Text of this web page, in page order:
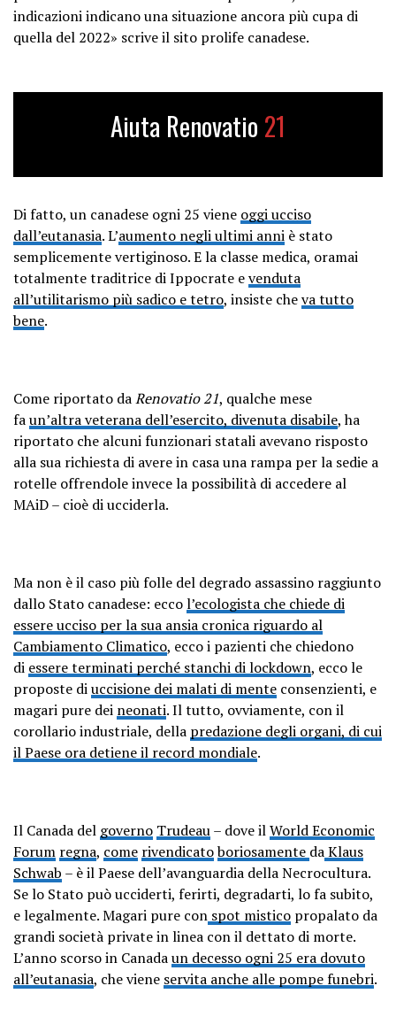
indicazioni indicano una situazione ancora più cupa di
quella del 2022» scrive il sito prolife canadese.
Aiuta Renovatio 21
Di fatto, un canadese ogni 25 viene oggi ucciso
dall’eutanasia. L’aumento negli ultimi anni è stato
semplicemente vertiginoso. E la classe medica, oramai
totalmente traditrice di Ippocrate evenduta
all’utilitarismo più sadico e tetro, insiste cheva tutto
bene.
Come riportato daRenovatio 21, qualche mese
faun’altra veterana dell’esercito, divenuta disabile, ha
riportato che alcuni funzionari statali avevano risposto
alla sua richiesta di avere in casa una rampa per la sedie a
rotelle offrendole invece la possibilità di accedere al
MAiD – cioè di ucciderla.
Ma non è il caso più folle del degrado assassino raggiunto
dallo Stato canadese: eccol’ecologista che chiede di
essere ucciso per la sua ansia cronica riguardo al
Cambiamento Climatico, ecco i pazienti che chiedono
di essere terminati perché stanchi di lockdown, ecco le
proposte diuccisione dei malati di mente consenzienti, e
magari pure dei neonati. Il tutto, ovviamente, con il
corollario industriale, della predazione degli organi, di cui
il Paese ora detiene il record mondiale.
Il Canada del governo Trudeau– dove ilWorld Economic
Forum regna, come rivendicatoboriosamente daKlaus
Schwab – è il Paese dell’avanguardia della Necrocultura.
Se lo Stato può ucciderti, ferirti, degradarti, lo fa subito,
e legalmente. Magari pure con spot mistico propalato da
grandi società private in linea con il dettato di morte.
L’anno scorso in Canadaun decesso ogni 25 era dovuto
all’eutanasia, che viene servita anche alle pompe funebri.